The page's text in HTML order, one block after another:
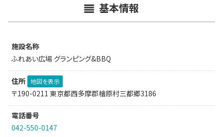
基本情報
施設名称
ふれあい広場 グランピング&BBQ
住所 地図を表示
〒190-0211 東京都西多摩郡檜原村三都郷3186
電話番号
042-550-0147